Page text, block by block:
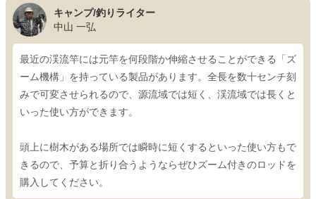
キャンプ/釣りライター
中山 一弘
最近の渓流竿には元竿を何段階か伸縮させることができる「ズ
ーム機構」を持っている製品があります。全長を数十センチ刻
みで可変させられるので、源流域では短く、渓流域では長くと
いった使い方ができます。
頭上に樹木がある場所では瞬時に短くするといった使い方もで
きるので、予算と折り合うようならぜひズーム付きのロッドを
購入してください。